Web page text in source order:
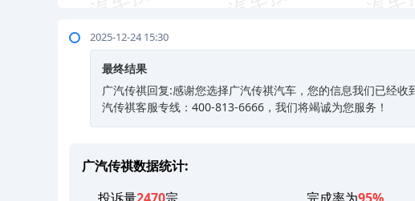
2025-12-24 15:30
最终结果
广汽传祺回复:感谢您选择广汽传祺汽车，您的信息我们已经
汽传祺客服专线：400-813-6666，我们将竭诚为您服务！
广汽传祺数据统计: